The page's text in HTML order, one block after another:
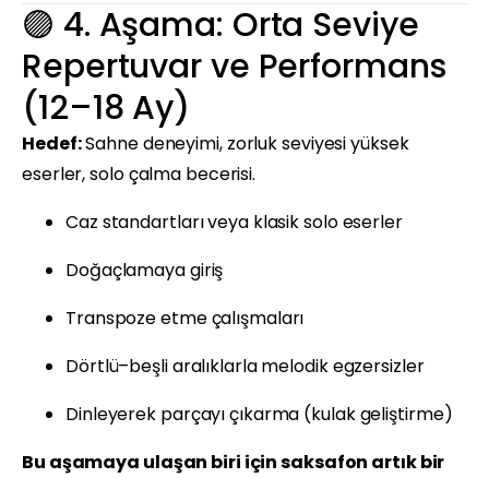
🟣 4. Aşama: Orta Seviye
Repertuvar ve Performans
(12–18 Ay)
Hedef:Sahne deneyimi, zorluk seviyesi yüksek
eserler, solo çalma becerisi.
Caz standartları veya klasik solo eserler
Doğaçlamaya giriş
Transpoze etme çalışmaları
Dörtlü–beşli aralıklarla melodik egzersizler
Dinleyerek parçayı çıkarma (kulak geliştirme)
Bu aşamaya ulaşan biri için saksafon artık bir